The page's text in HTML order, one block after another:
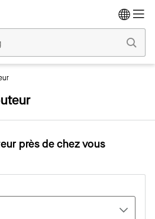
près de chez vous